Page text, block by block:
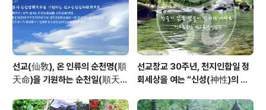
선교(仙敎), 온 인류의 순천명(順
天命)을 기원하는 순천일(順天
정반포
선교창교 30주년, 천지인합일 정
회세상을 여는 “신성(神性)의 물
“신성회복과 청정수행” 교유를 생